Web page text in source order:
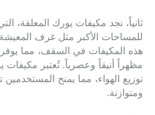
ثانياً، نجد مكيفات يورك المعلقة، التي
للمساحات الأكبر مثل غرف
هذه المكيفات في السقف، مما يوفر
مظهراً أنيقاً وعصرياً. تُعتبر مكيفات
توزيع الهواء، مما يمنح المستخدمين
ومتوازنة.